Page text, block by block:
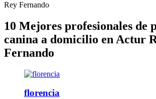
Rey Fernando
10 Mejores profesionales de
canina a domicilio en Actur
Fernando
florencia